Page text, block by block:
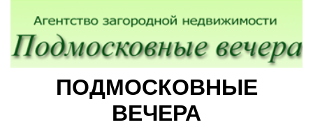
ПОДМОСКОВНЫЕ
ВЕЧЕРА